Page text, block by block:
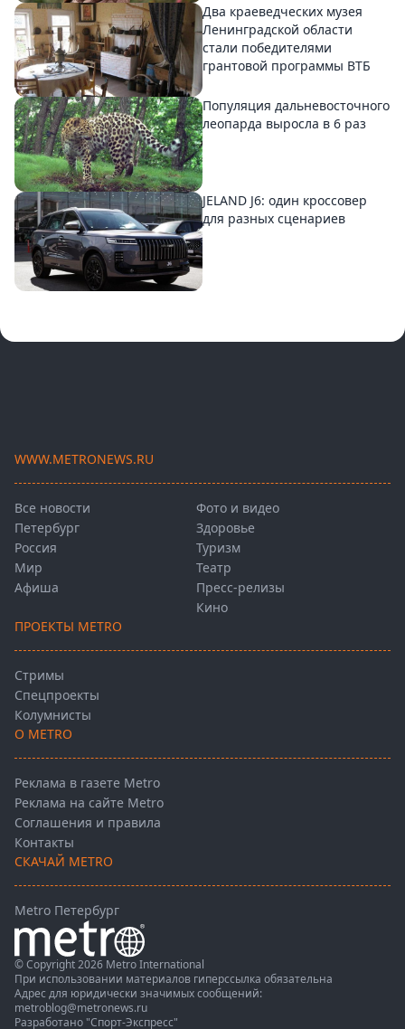
Два краеведческих музея
Ленинградской области
стали победителями
грантовой программы ВТБ
Популяция дальневосточного
леопарда выросла в 6 раз
JELAND J6: один кроссовер
для разных сценариев
WWW.METRONEWS.RU
Все новости
Петербург
Россия
Мир
Афиша
Фото и видео
Здоровье
Туризм
Театр
Пресс-релизы
Кино
ПРОЕКТЫ METRO
Стримы
Спецпроекты
Колумнисты
О METRO
Реклама в газете Metro
Реклама на сайте Metro
Соглашения и правила
Контакты
СКАЧАЙ METRO
Metro Петербург
© Copyright 2026 Metro International
При использовании материалов гиперссылка обязательна
Адрес для юридически значимых сообщений:
metroblog@metronews.ru
Разработано "Спорт-Экспресс"